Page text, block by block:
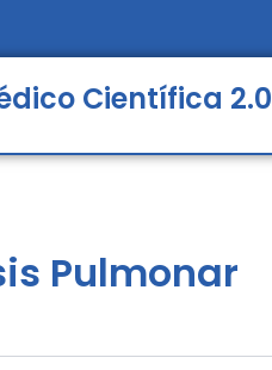
Científica 2.0
Pulmonar